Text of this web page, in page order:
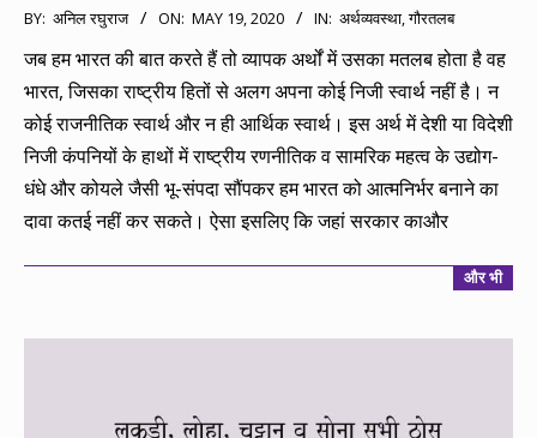
2020-
BY: अनिल रघुराज ON: MAY 19, 2020 IN: अर्थव्यवस्था,गौरतलब
जब हम भारत की बात करते हैं तो व्यापक अर्थों में उसका मतलब होता है वह
भारत, जिसका राष्ट्रीय हितों से अलग अपना कोई निजी स्वार्थ नहीं है। न
कोई राजनीतिक स्वार्थ और न ही आर्थिक स्वार्थ। इस अर्थ में देशी या विदेशी
निजी कंपनियों के हाथों में राष्ट्रीय रणनीतिक व सामरिक महत्व के उद्योग-
धंधे और कोयले जैसी भू-संपदा सौंपकर हम भारत को आत्मनिर्भर बनाने का
दावा कतई नहीं कर सकते। ऐसा इसलिए कि जहां सरकार काऔर
और भी